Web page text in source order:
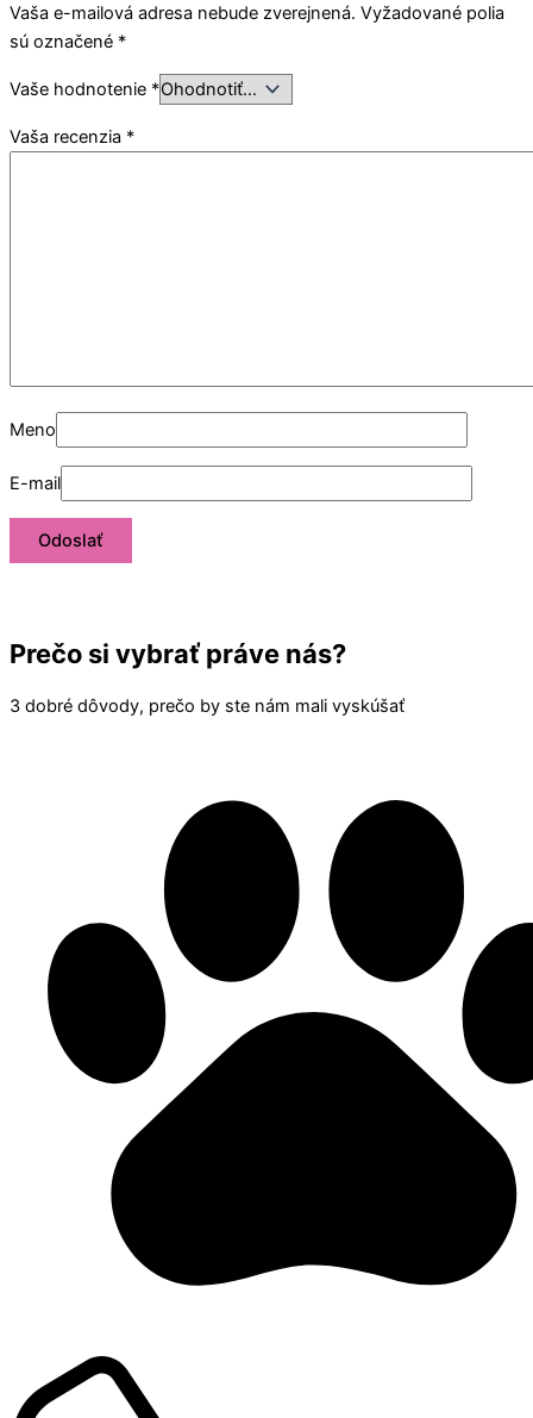
Vaša e-mailová adresa nebude zverejnená. Vyžadované polia
sú označené *
Vaše hodnotenie *
Vaša recenzia *
Meno
E-mail
Prečo si vybrať práve nás?
3 dobré dôvody, prečo by ste nám mali vyskúšať